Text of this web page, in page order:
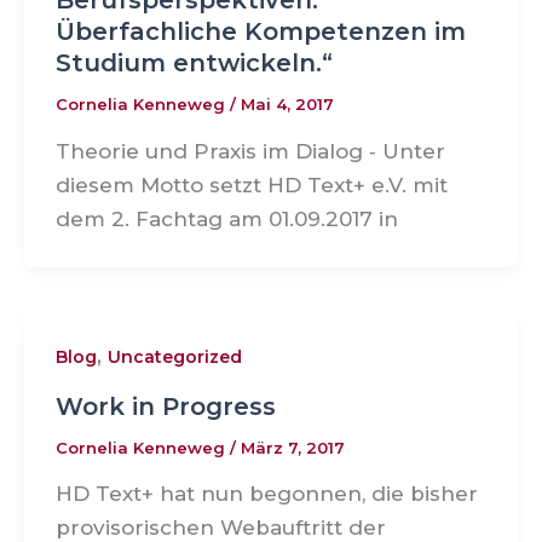
Überfachliche Kompetenzen im
Studium entwickeln.“
Cornelia Kenneweg / Mai 4, 2017
Theorie und Praxis im Dialog ‑ Unter
diesem Motto setzt HD Text+ e.V. mit
dem 2. Fachtag am 01.09.2017 in
Blog, Uncategorized
Work in Progress
Cornelia Kenneweg / März 7, 2017
HD Text+ hat nun begonnen, die bisher
provisorischen Webauftritt der